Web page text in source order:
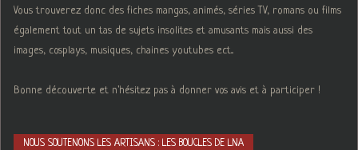
Vous trouverez donc des fiches mangas, animés, séries TV, romans ou films
également tout un tas de sujets insolites et amusants mais aussi des
images, cosplays, musiques, chaines youtubes ect...
Bonne découverte et n'hésitez pas à donner vos avis et à participer !
NOUS SOUTENONS LES ARTISANS : LES BOUCLES DE LNA